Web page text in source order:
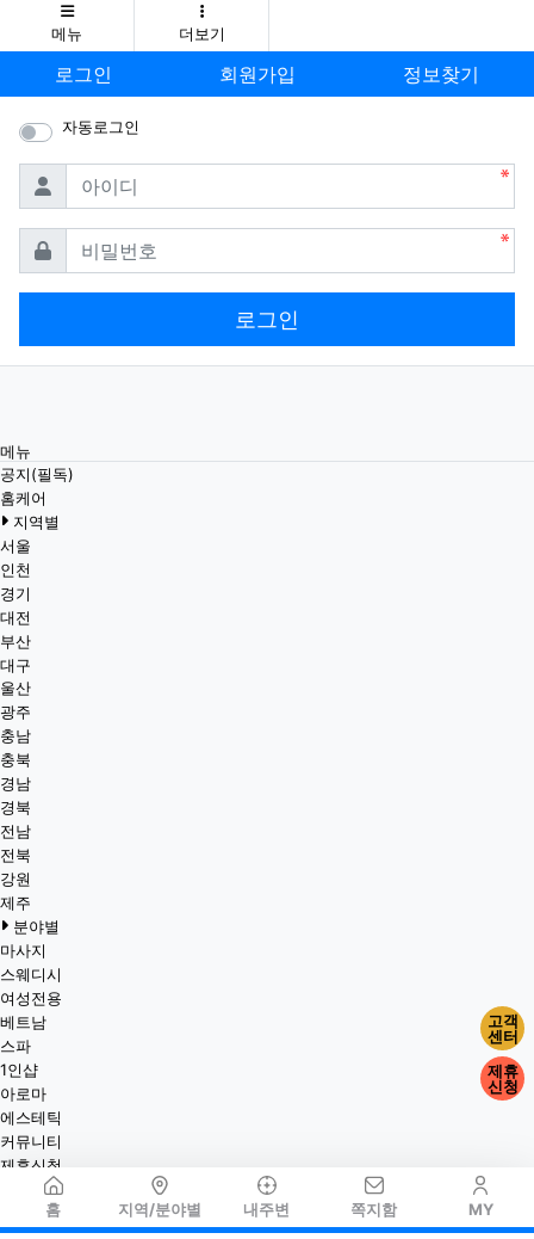
홈 지역/분야별 내주변 쪽지함 MY
메뉴 더보기
로그인 회원가입 정보찾기
자동로그인
아이디
비밀번호
로그인
메뉴
공지(필독)
홈케어
지역별
서울
인천
경기
대전
부산
대구
울산
광주
충남
충북
경남
경북
전남
전북
강원
제주
분야별
마사지
스웨디시
여성전용
베트남
스파
1인샵
아로마
에스테틱
커뮤니티
제휴신청
고객
센터
제휴
신청